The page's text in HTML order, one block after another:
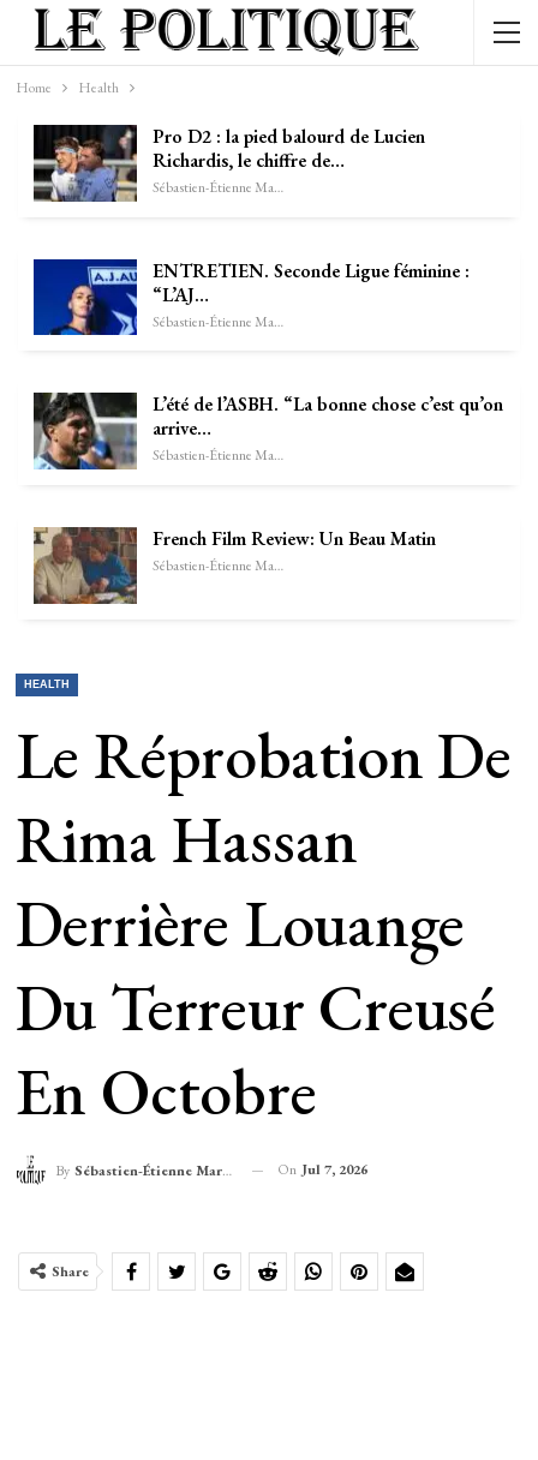
Home Health
Pro D2 : la pied balourd de Lucien
Richardis, le chiffre de…
Sébastien-Étienne Marechal
ENTRETIEN. Seconde Ligue féminine :
“L’AJ…
Sébastien-Étienne Marechal
L’été de l’ASBH. “La bonne chose c’est qu’on
arrive…
Sébastien-Étienne Marechal
French Film Review: Un Beau Matin
Sébastien-Étienne Marechal
HEALTH
Le Réprobation De
Rima Hassan
Derrière Louange
Du Terreur Creusé
En Octobre
By Sébastien-Étienne Marechal On Jul 7, 2026
Share